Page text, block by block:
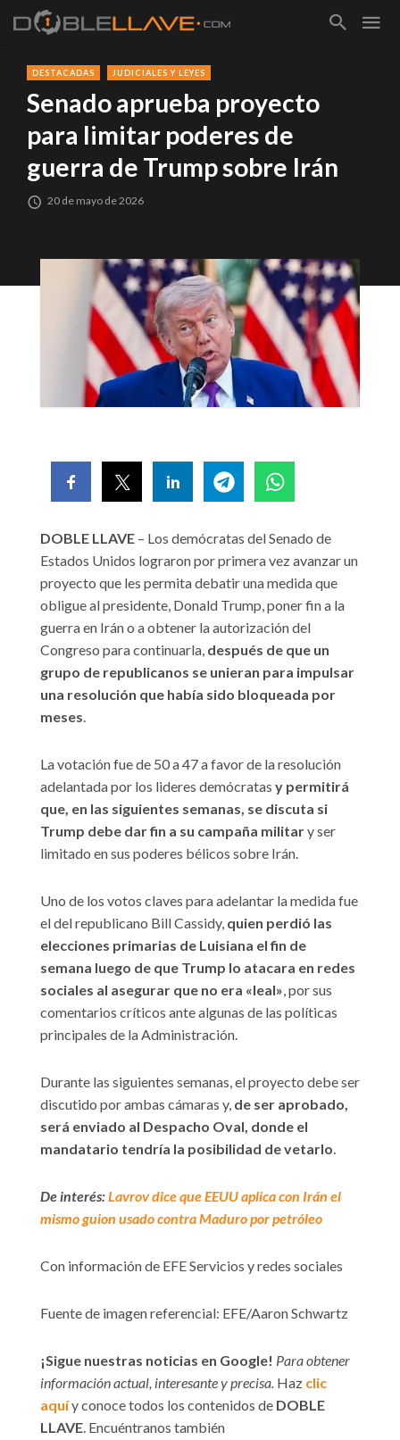
DESTACADAS JUDICIALES Y LEYES
Senado aprueba proyecto
para limitar poderes de
guerra de Trump sobre Irán
20 de mayo de 2026
DOBLE LLAVE – Los demócratas del Senado de
Estados Unidos lograron por primera vez avanzar un
proyecto que les permita debatir una medida que
obligue al presidente, Donald Trump, poner fin a la
guerra en Irán o a obtener la autorización del
Congreso para continuarla, después de que un
grupo de republicanos se unieran para impulsar
una resolución que había sido bloqueada por
meses.
La votación fue de 50 a 47 a favor de la resolución
adelantada por los lideres demócratas y permitirá
que, en las siguientes semanas, se discuta si
Trump debe dar fin a su campaña military ser
limitado en sus poderes bélicos sobre Irán.
Uno de los votos claves para adelantar la medida fue
el del republicano Bill Cassidy, quien perdió las
elecciones primarias de Luisiana el fin de
semana luego de que Trump lo atacara en redes
sociales al asegurar que no era «leal», por sus
comentarios críticos ante algunas de las políticas
principales de la Administración.
Durante las siguientes semanas, el proyecto debe ser
discutido por ambas cámaras y, de ser aprobado,
será enviado al Despacho Oval, donde el
mandatario tendría la posibilidad de vetarlo.
De interés:Lavrov dice que EEUU aplica con Irán el
mismo guion usado contra Maduro por petróleo
Con información de EFE Servicios y redes sociales
Fuente de imagen referencial: EFE/Aaron Schwartz
¡Sigue nuestras noticias en Google! Para obtener
información actual, interesante y precisa. Haz clic
aquíy conoce todos los contenidos de DOBLE
LLAVE. Encuéntranos también